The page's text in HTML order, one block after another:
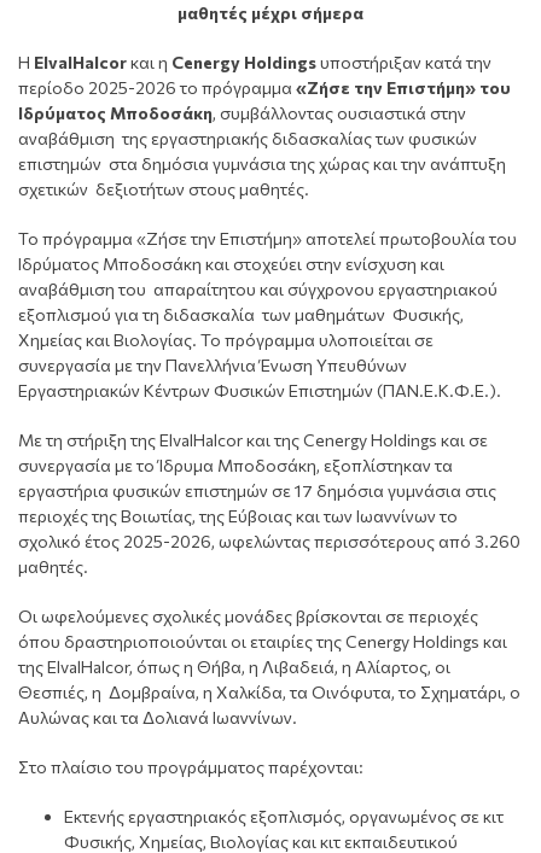
μαθητές μέχρι σήμερα
Η ElvalHalcorκαι η Cenergy Holdingsυποστήριξαν κατά την
περίοδο 2025-2026 το πρόγραμμα «Ζήσε την Επιστήμη» του
Ιδρύματος Μποδοσάκη, συμβάλλοντας ουσιαστικά στην
αναβάθμιση της εργαστηριακής διδασκαλίας των φυσικών
επιστημών στα δημόσια γυμνάσια της χώρας και την ανάπτυξη
σχετικών δεξιοτήτων στους μαθητές.
Το πρόγραμμα «Ζήσε την Επιστήμη» αποτελεί πρωτοβουλία του
Ιδρύματος Μποδοσάκη και στοχεύει στην ενίσχυση και
αναβάθμιση του απαραίτητου και σύγχρονου εργαστηριακού
εξοπλισμού για τη διδασκαλία των μαθημάτων Φυσικής,
Χημείας και Βιολογίας. Το πρόγραμμα υλοποιείται σε
συνεργασία με την Πανελλήνια Ένωση Υπευθύνων
Εργαστηριακών Κέντρων Φυσικών Επιστημών (ΠΑΝ.Ε.Κ.Φ.Ε.).
Με τη στήριξη της ElvalHalcor και της Cenergy Holdings και σε
συνεργασία με το Ίδρυμα Μποδοσάκη, εξοπλίστηκαν τα
εργαστήρια φυσικών επιστημών σε 17 δημόσια γυμνάσια στις
περιοχές της Βοιωτίας, της Εύβοιας και των Ιωαννίνων το
σχολικό έτος 2025-2026, ωφελώντας περισσότερους από 3.260
μαθητές.
Οι ωφελούμενες σχολικές μονάδες βρίσκονται σε περιοχές
όπου δραστηριοποιούνται οι εταιρίες της Cenergy Holdings και
της ElvalHalcor, όπως η Θήβα, η Λιβαδειά, η Αλίαρτος, οι
Θεσπιές, η Δομβραίνα, η Χαλκίδα, τα Οινόφυτα, το Σχηματάρι, ο
Αυλώνας και τα Δολιανά Ιωαννίνων.
Στο πλαίσιο του προγράμματος παρέχονται:
Εκτενής εργαστηριακός εξοπλισμός, οργανωμένος σε κιτ
Φυσικής, Χημείας, Βιολογίας και κιτ εκπαιδευτικού